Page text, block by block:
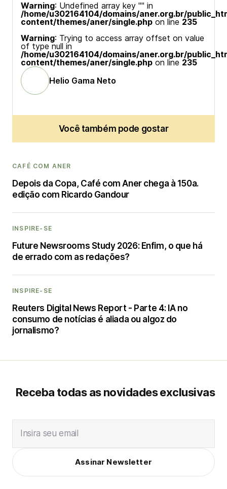
Warning: Undefined array key "" in
/home/u302164104/domains/aner.org.br/
content/themes/aner/single.php on line 235
Warning: Trying to access array offset on value
of type null in
/home/u302164104/domains/aner.org.br/
content/themes/aner/single.php on line 235
Helio Gama Neto
Você também pode gostar
CAFÉ COM ANER
Depois da Copa, Café com Aner chega à 150a.
edição com Ricardo Gandour
INSPIRE-SE
Future Newsrooms Study 2026: Enfim, o que há
de errado com as redações?
INSPIRE-SE
Reuters Digital News Report - Parte 4: IA no
consumo de notícias é aliada ou algoz do
jornalismo?
Receba todas as novidades exclusivas
Insira seu email
Assinar Newsletter